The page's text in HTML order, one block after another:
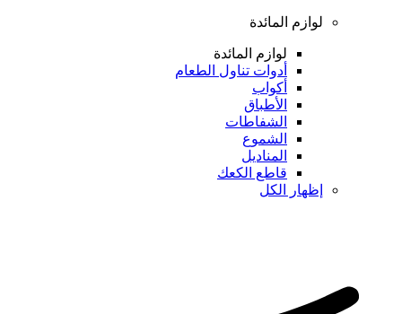
لوازم المائدة
لوازم المائدة
أدوات تناول الطعام
أكواب
الأطباق
الشفاطات
الشموع
المناديل
قاطع الكعك
إظهار الكل